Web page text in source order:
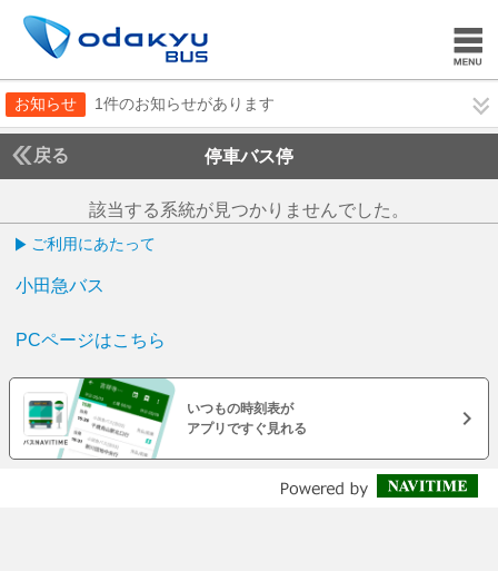
お知らせ 1件のお知らせがあります
戻る 停車バス停
該当する系統が見つかりませんでした。
ご利用にあたって
小田急バス
PCページはこちら
いつもの時刻表が
アプリですぐ見れる